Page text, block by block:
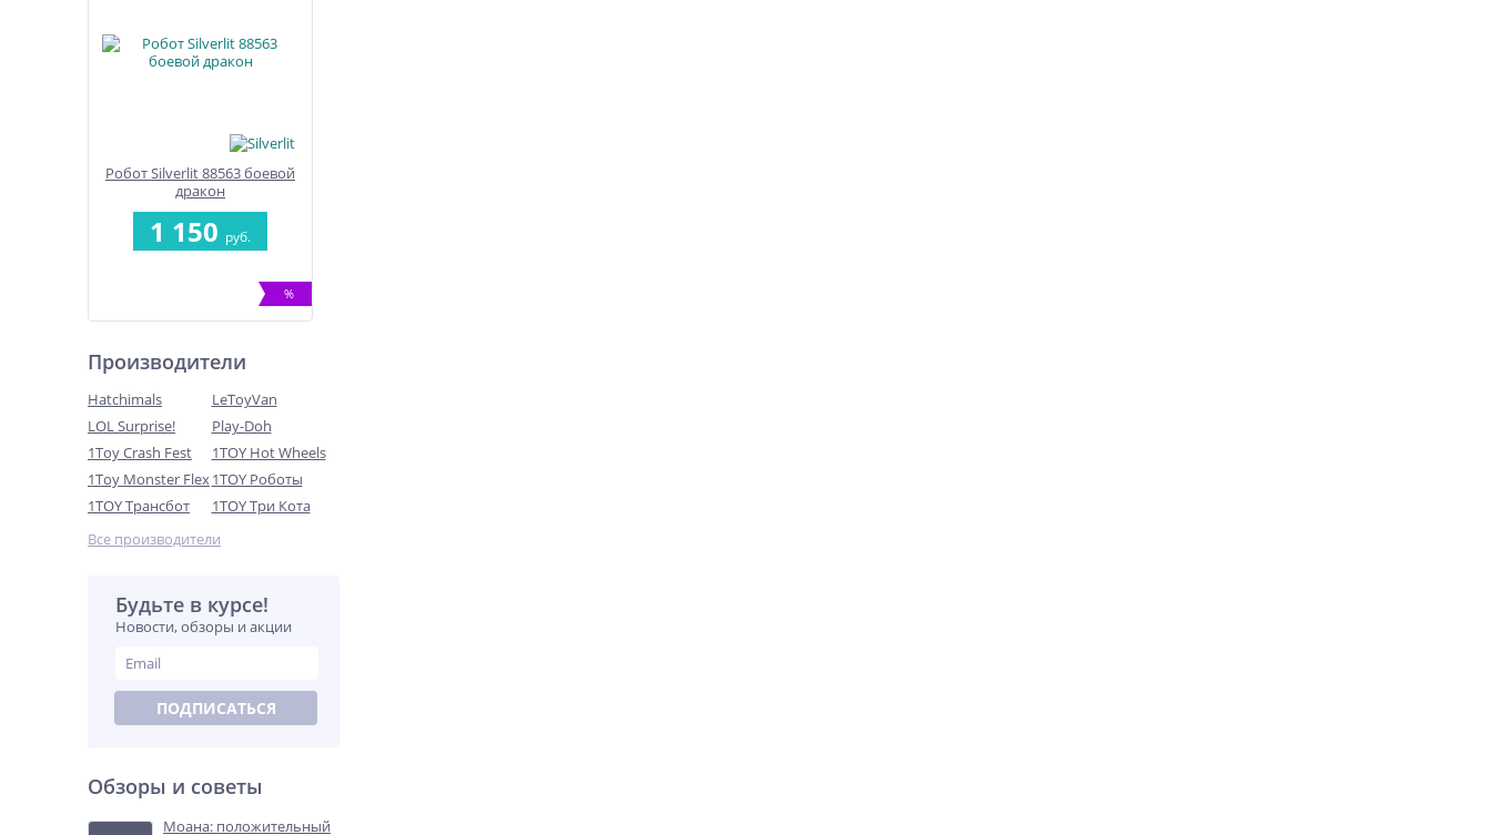
Робот Silverlit 88563 боевой
дракон
1 150 руб.
%
Кукла Rainbow High 3 серия
575757 Sheryl Meyer -
Шэрил Мейер 28 см
Рейнбоу Хай Пупси
4 990
Одежда для кукол Беби
набор одежды для пупса 43
Производители
Hatchimals
LeToyVan
LOL Surprise!
Play-Doh
1Toy Crash Fest
1TOY Hot Wheels
1Toy Monster Flex1TOY Роботы
1TOY Трансбот
1TOY Три Кота
Все производители
Будьте в курсе!
Новости, обзоры и акции
ПОДПИСАТЬСЯ
Обзоры и советы
Моана: положительный